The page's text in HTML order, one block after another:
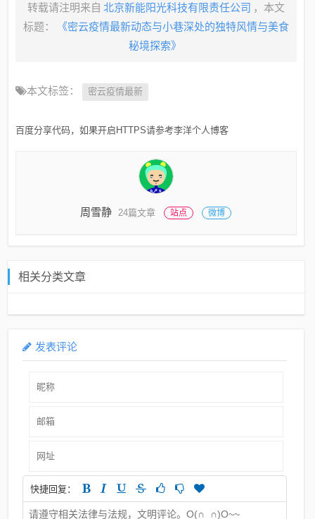
转载请注明来自 北京新能阳光科技有限责任公司 ，本文
标题：
《密云疫情最新动态与小巷深处的独特风情与美食
秘境探索》
本文标签： 密云疫情最新
百度分享代码，如果开启HTTPS请参考李洋个人博客
周雪静 24篇文章 站点 微博
相关分类文章
发表评论
快捷回复：